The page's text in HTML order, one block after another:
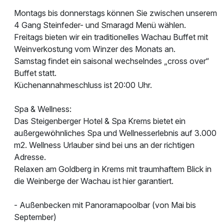
Montags bis donnerstags können Sie zwischen unserem
4 Gang Steinfeder- und Smaragd Menü wählen.
Freitags bieten wir ein traditionelles Wachau Buffet mit
Weinverkostung vom Winzer des Monats an.
Samstag findet ein saisonal wechselndes „cross over“
Buffet statt.
Küchenannahmeschluss ist 20:00 Uhr.
Spa & Wellness:
Das Steigenberger Hotel & Spa Krems bietet ein
außergewöhnliches Spa und Wellnesserlebnis auf 3.000
m2. Wellness Urlauber sind bei uns an der richtigen
Adresse.
Relaxen am Goldberg in Krems mit traumhaftem Blick in
die Weinberge der Wachau ist hier garantiert.
- Außenbecken mit Panoramapoolbar (von Mai bis
September)